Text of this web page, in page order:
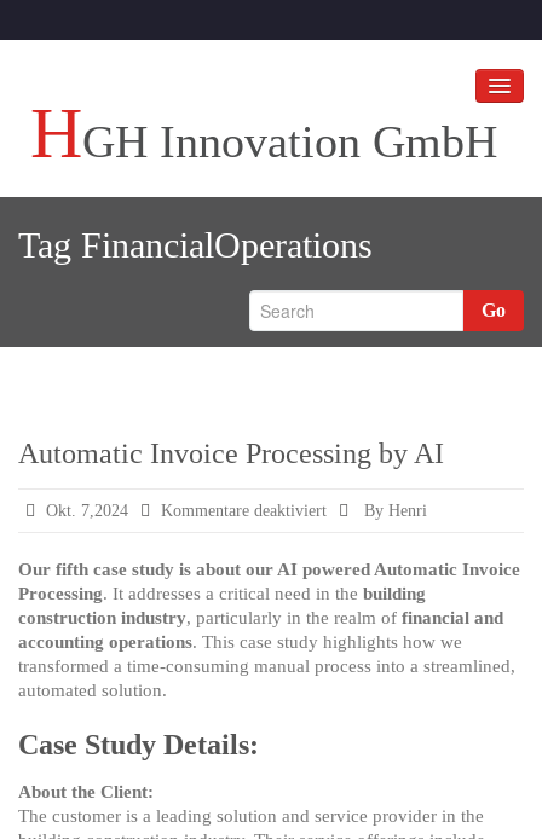
HGH Innovation GmbH
HGH Innovation GmbH
Ihr Unternehmen an die Spitze bringen!
Referenzen
Tag FinancialOperations
Go
Automatic Invoice Processing by AI
Okt. 7,2024 Kommentare deaktiviertfür
Processing
by
AI
By Henri
Our fifth case study is about our AI powered Automatic Invoice
Processing. It addresses a critical need in the building
construction industry, particularly in the realm of financial and
accounting operations. This case study highlights how we
transformed a time-consuming manual process into a streamlined,
automated solution.
Case Study Details:
About the Client:
The customer is a leading solution and service provider in the